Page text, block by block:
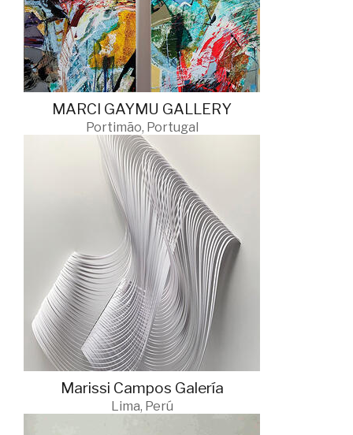
MARCI GAYMU GALLERY
Portimão, Portugal
Marissi Campos Galería
Lima, Perú